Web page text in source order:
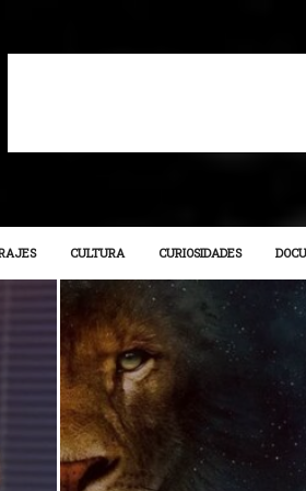
CULTURA CURIOSIDADES